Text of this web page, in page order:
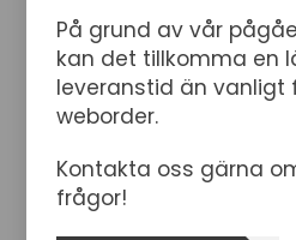
På grund av vår
kan det tillkomma en
leveranstid än vanligt
weborder.
Kontakta oss gärna
frågor!